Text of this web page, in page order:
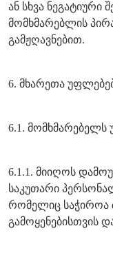
ან სხვა ნეგატიური
მომხმარებლის
გამჟღავნებით.
6. მხარეთა
6.1. მომხმარებელს
6.1.1. მიიღოს
საკუთარი
რომელიც საჭიროა
გამოყენებისთვის